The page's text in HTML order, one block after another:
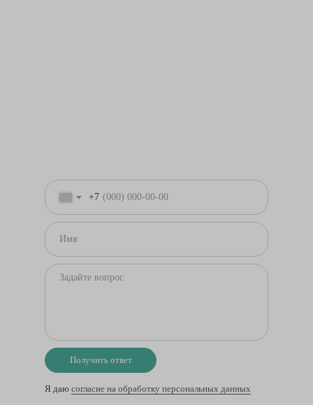
+7
Получить ответ
Я даю согласие на обработку персональных данных